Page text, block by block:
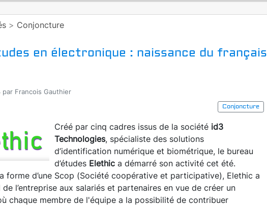
> Conjoncture
en électronique : naissance du français
par Francois Gauthier
Conjoncture
Créé par cinq cadres issus de la société id3
Technologies, spécialiste des solutions
d’identification numérique et biométrique, le bureau
d’études Elethic a démarré son activité cet été.
forme d’une Scop (Société coopérative et participative), Elethic a
l’entreprise aux salariés et partenaires en vue de créer un
chaque membre de l'équipe a la possibilité de contribuer